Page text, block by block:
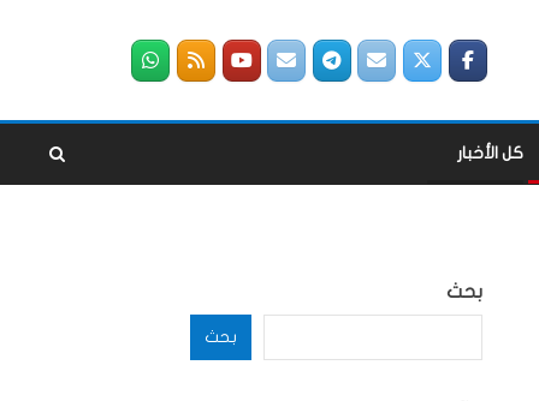
كل الأخبار
بحث
بحث